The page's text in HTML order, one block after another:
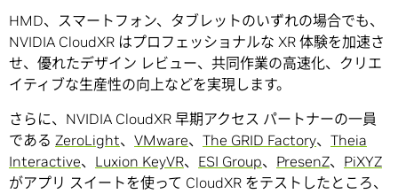
HMD、スマートフォン、タブレットのいずれの場合でも、
NVIDIA CloudXR はプロフェッショナルな XR 体験を加速さ
せ、優れたデザイン レビュー、共同作業の高速化、クリエ
イティブな生産性の向上などを実現します。
さらに、NVIDIA CloudXR 早期アクセス パートナーの一員
である ZeroLight、 VMware、 The GRID Factory、 Theia
Interactive、 Luxion KeyVR、 ESI Group、 PresenZ、 PiXYZ
がアプリ スイートを使って CloudXR をテストしたところ、